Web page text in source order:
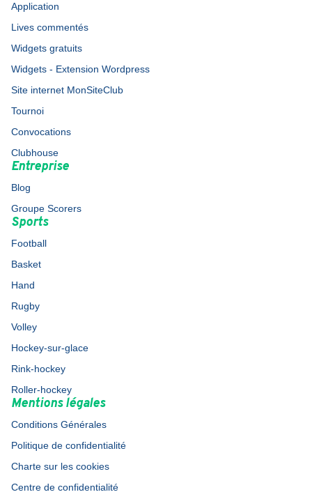
Application
Lives commentés
Widgets gratuits
Widgets - Extension Wordpress
Site internet MonSiteClub
Tournoi
Convocations
Clubhouse
Entreprise
Blog
Groupe Scorers
Sports
Football
Basket
Hand
Rugby
Volley
Hockey-sur-glace
Rink-hockey
Roller-hockey
Mentions légales
Conditions Générales
Politique de confidentialité
Charte sur les cookies
Centre de confidentialité